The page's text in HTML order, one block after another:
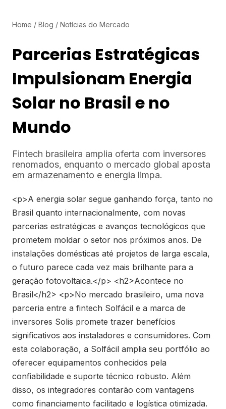
Home / Blog / Notícias do Mercado
Parcerias Estratégicas
Impulsionam Energia
Solar no Brasil e no
Mundo
Fintech brasileira amplia oferta com inversores
renomados, enquanto o mercado global aposta
em armazenamento e energia limpa.
<p>A energia solar segue ganhando força, tanto no
Brasil quanto internacionalmente, com novas
parcerias estratégicas e avanços tecnológicos que
prometem moldar o setor nos próximos anos. De
instalações domésticas até projetos de larga escala,
o futuro parece cada vez mais brilhante para a
geração fotovoltaica.</p> <h2>Acontece no
Brasil</h2> <p>No mercado brasileiro, uma nova
parceria entre a fintech Solfácil e a marca de
inversores Solis promete trazer benefícios
significativos aos instaladores e consumidores. Com
esta colaboração, a Solfácil amplia seu portfólio ao
oferecer equipamentos conhecidos pela
confiabilidade e suporte técnico robusto. Além
disso, os integradores contarão com vantagens
como financiamento facilitado e logística otimizada.